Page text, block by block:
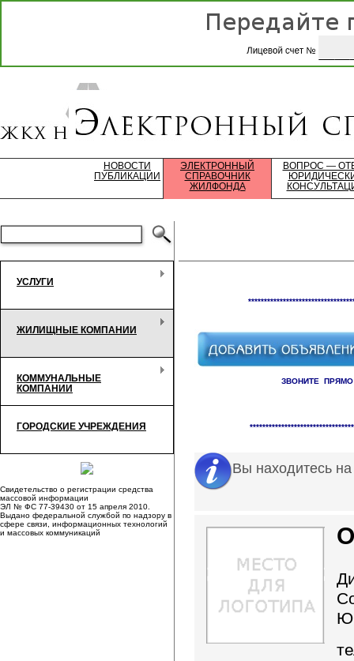
НОВОСТИ
ПУБЛИКАЦИИ
ЭЛЕКТРОННЫЙ
СПРАВОЧНИК
ЖИЛФОНДА
ВОПРОС —
УСЛУГИ
ЖИЛИЩНЫЕ КОМПАНИИ
КОММУНАЛЬНЫЕ
КОМПАНИИ
ГОРОДСКИЕ УЧРЕЖДЕНИЯ
Свидетельство о регистрации средства
массовой информации
ЭЛ № ФС 77-39430 от 15 апреля 2010.
Выдано федеральной службой по надзору в
сфере связи, информационных технологий
и массовых коммуникаций
ЗВОНИТЕ
Справочник
Вы находитесь